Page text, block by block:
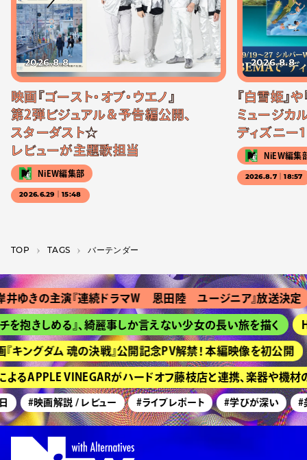
2026.8.8
映画『ゴースト・オブ・ウエノ』
第2弾ビジュアル＆予告編公開、
スターダスト☆
レビューが主題歌担当
NiEW編集部
2026.6.29｜15:48
2026.8.8
『白雪姫』
ミュージカル
ディズニー
NiEW編集
2026.8.7｜18:57
TOP T­A­G­S バーテンダー
ゆきの主演『連続ドラマＷ 恩田陸 ユージニア』放送決定
抱きしめる』、綺麗事しか言えない少女の長い旅を描く
ングダム 魂の決戦』公開記念PV解禁！ 本編映像を初公開
るAPPLE VINEGARがハードオフ藤枝店と連携、楽器や機材
#映画解説 / レビュー #ライブレポート #学びが深い #美